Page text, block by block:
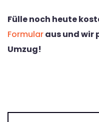
Fülle noch heute
Formularaus und wir
Umzug!